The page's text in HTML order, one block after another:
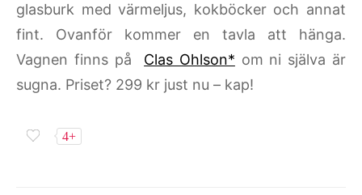
glasburk med värmeljus, kokböcker och annat
fint. Ovanför kommer en tavla att hänga.
Vagnen finns på Clas Ohlson* om ni själva är
sugna. Priset? 299 kr just nu – kap!
4+